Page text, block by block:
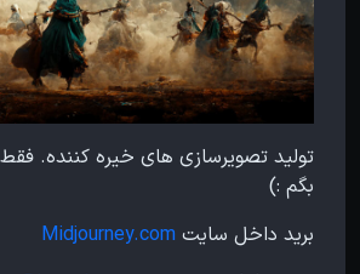
تولید تصویرسازی های خیره کننده.
بگم :)
برید داخل سایت Midjourney.com